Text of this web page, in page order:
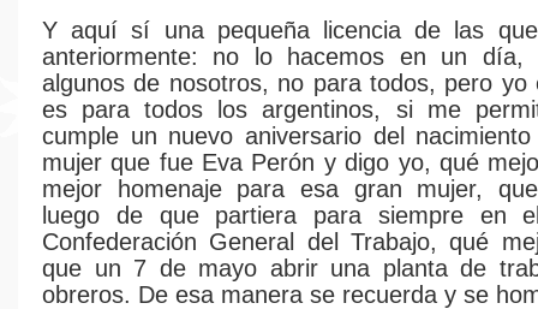
Y aquí sí una pequeña licencia de las
anteriormente: no lo hacemos en un día,
algunos de nosotros, no para todos, pero yo
es para todos los argentinos, si me
cumple un nuevo aniversario del
mujer que fue Eva Perón y digo yo, qué
mejor homenaje para esa gran mujer,
luego de que partiera para siempre en
Confederación General del Trabajo, qué
que un 7 de mayo abrir una planta de
obreros. De esa manera se recuerda y se